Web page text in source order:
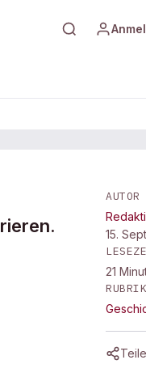
AUTOR
15.
21
RUBRIK